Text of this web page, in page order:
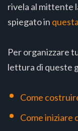
rivela al mittente
spiegato in
Per organizzare
lettura di queste
Come
Come iniziare